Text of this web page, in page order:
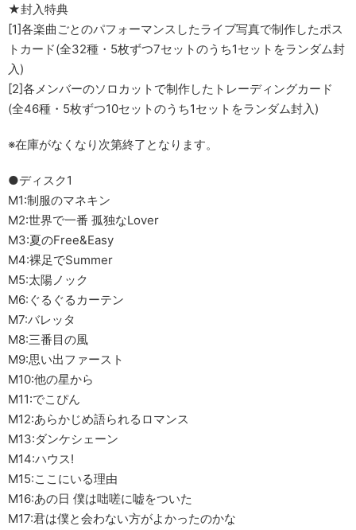
★封入特典
[1]各楽曲ごとのパフォーマンスしたライブ写真で制作したポス
トカード(全32種・5枚ずつ7セットのうち1セットをランダム封
入)
[2]各メンバーのソロカットで制作したトレーディングカード
(全46種・5枚ずつ10セットのうち1セットをランダム封入)
※在庫がなくなり次第終了となります。
●ディスク1
M1:制服のマネキン
M2:世界で一番 孤独なLover
M3:夏のFree&Easy
M4:裸足でSummer
M5:太陽ノック
M6:ぐるぐるカーテン
M7:バレッタ
M8:三番目の風
M9:思い出ファースト
M10:他の星から
M11:でこぴん
M12:あらかじめ語られるロマンス
M13:ダンケシェーン
M14:ハウス!
M15:ここにいる理由
M16:あの日 僕は咄嗟に嘘をついた
M17:君は僕と会わない方がよかったのかな